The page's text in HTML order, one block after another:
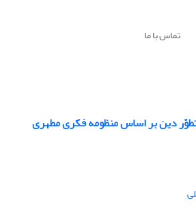
تماس با ما
دین بر اساس منظومه فکری مطهری